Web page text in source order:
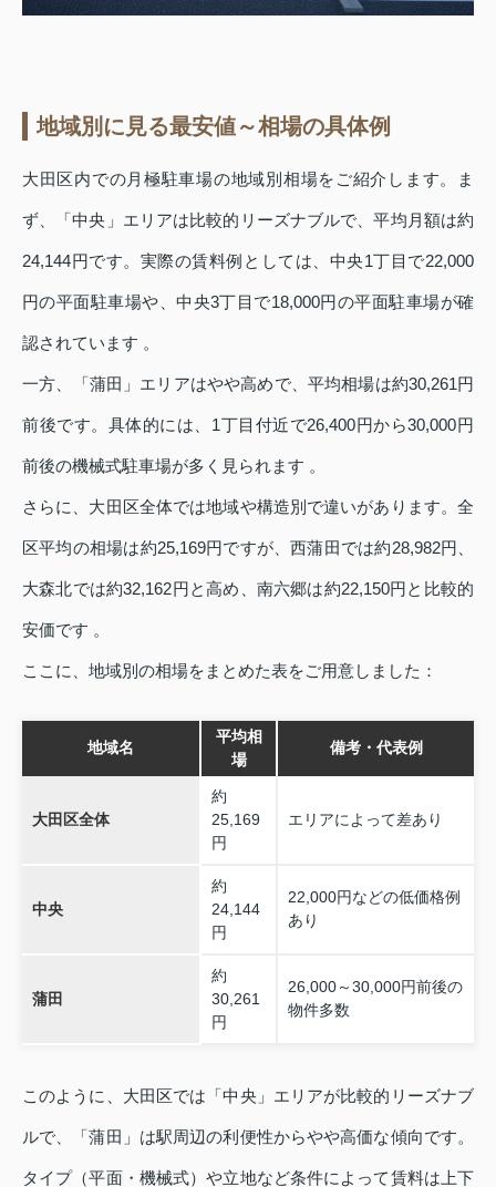
地域別に見る最安値～相場の具体例
大田区内での月極駐車場の地域別相場をご紹介します。ま
ず、「中央」エリアは比較的リーズナブルで、平均月額は約
24,144円です。実際の賃料例としては、中央1丁目で22,000
円の平面駐車場や、中央3丁目で18,000円の平面駐車場が確
認されています 。
一方、「蒲田」エリアはやや高めで、平均相場は約30,261円
前後です。具体的には、1丁目付近で26,400円から30,000円
前後の機械式駐車場が多く見られます 。
さらに、大田区全体では地域や構造別で違いがあります。全
区平均の相場は約25,169円ですが、西蒲田では約28,982円、
大森北では約32,162円と高め、南六郷は約22,150円と比較的
安価です 。
ここに、地域別の相場をまとめた表をご用意しました：
地域名
平均相
場
備考・代表例
大田区全体
約
25,169
円
エリアによって差あり
中央
約
24,144
円
22,000円などの低価格例
あり
蒲田
約
30,261
円
26,000～30,000円前後の
物件多数
このように、大田区では「中央」エリアが比較的リーズナブ
ルで、「蒲田」は駅周辺の利便性からやや高価な傾向です。
タイプ（平面・機械式）や立地など条件によって賃料は上下